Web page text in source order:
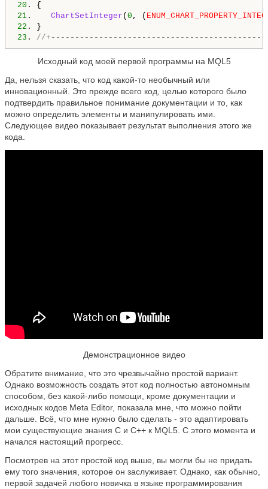
20
21 . ChartSetInteger ( 0 , (
22
23 . //
Исходный код моей первой программы на MQL5
Да, нельзя сказать, что код какой-то необычный или
инновационный. Это прежде всего код, целью которого было
подтвердить правильное понимание документации и то, как
можно определить элементы и манипулировать ими.
Следующее видео показывает результат выполнения этого же
кода.
Демонстрационное видео
Обратите внимание, что это чрезвычайно простой вариант.
Однако возможность создать этот код полностью автономным
способом, без какой-либо помощи, кроме документации и
исходных кодов Meta Editor, показала мне, что можно пойти
дальше. Всё, что мне нужно было сделать - это адаптировать
мои существующие знания C и C++ к MQL5. С этого момента и
начался настоящий прогресс.
Посмотрев на этот простой код выше, вы могли бы не придать
ему того значения, которое он заслуживает. Однако, как обычно,
первой задачей любого новичка в языке программирования